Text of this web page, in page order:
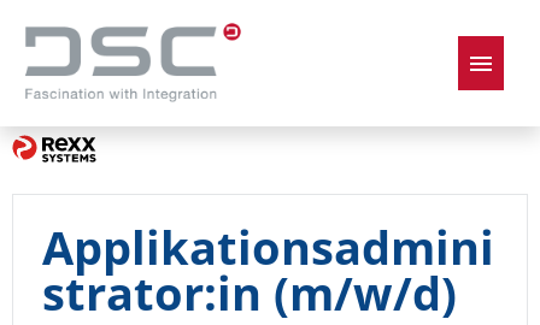
Deutsch
Stellenangebote
Applikationsadmini
strator:in (m/w/d)